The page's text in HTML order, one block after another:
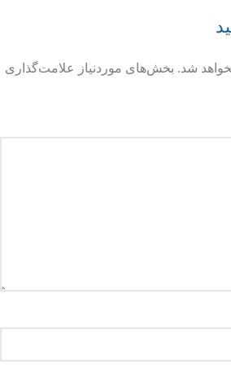
شد. بخش‌های موردنیاز علامت‌گذاری